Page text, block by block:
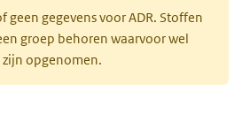
geen gegevens voor ADR. Stoffen
groep behoren waarvoor wel
zijn opgenomen.